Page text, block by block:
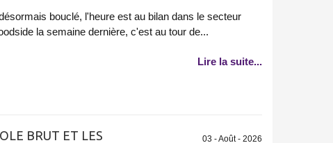
bouclé, l'heure est au bilan dans le secteur
la semaine dernière, c'est au tour de...
Lire la suite...
03 - Août - 2026
BRUT ET LES